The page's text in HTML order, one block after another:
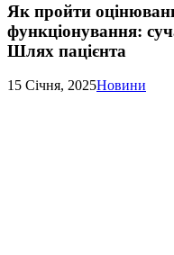
Як пройти
функціонування:
Шлях пацієнта
15 Січня, 2025Новини